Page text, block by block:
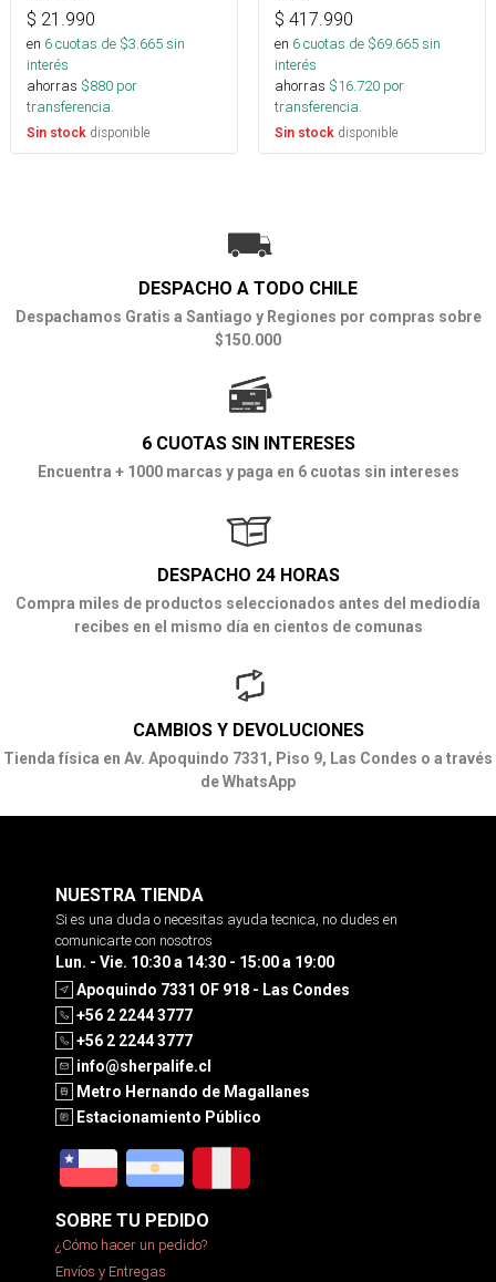
$ 21.990
en 6cuotas de $3.665sin
interés
ahorras $880 por
transferencia.
Sin stock disponible
$ 417.990
en 6cuotas de $69.665sin
interés
ahorras $16.720 por
transferencia.
Sin stock disponible
DESPACHO A TODO CHILE
Despachamos Gratis a Santiago y Regiones por compras sobre
$150.000
6 CUOTAS SIN INTERESES
Encuentra + 1000 marcas y paga en 6 cuotas sin intereses
DESPACHO 24 HORAS
Compra miles de productos seleccionados antes del mediodía
recibes en el mismo día en cientos de comunas
CAMBIOS Y DEVOLUCIONES
Tienda física en Av. Apoquindo 7331, Piso 9, Las Condes o a través
de WhatsApp
NUESTRA TIENDA
Si es una duda o necesitas ayuda tecnica, no dudes en
comunicarte con nosotros
Lun. - Vie. 10:30 a 14:30 - 15:00 a 19:00
Apoquindo 7331 OF 918 - Las Condes
+56 2 2244 3777
+56 2 2244 3777
info@sherpalife.cl
Metro Hernando de Magallanes
Estacionamiento Público
SOBRE TU PEDIDO
¿Cómo hacer un pedido?
Envíos y Entregas